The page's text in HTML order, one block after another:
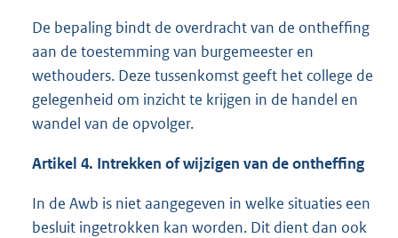
De bepaling bindt de overdracht van de ontheffing
aan de toestemming van burgemeester en
wethouders. Deze tussenkomst geeft het college de
gelegenheid om inzicht te krijgen in de handel en
wandel van de opvolger.
Artikel 4. Intrekken of wijzigen van de ontheffing
In de Awb is niet aangegeven in welke situaties een
besluit ingetrokken kan worden. Dit dient dan ook